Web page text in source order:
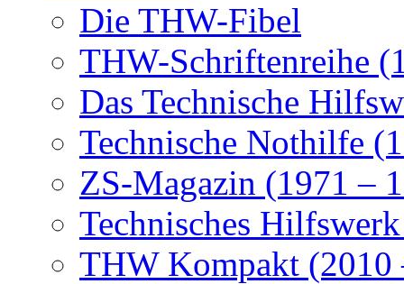
Die THW-Fibel
THW-Schriftenreihe
Das Technische
Technische Nothilfe
ZS-Magazin (1971 –
Technisches
THW Kompakt (2010